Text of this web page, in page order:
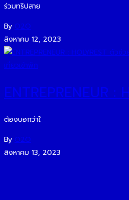
ร่วมทริปสาย
By O2O
สิงหาคม 12, 2023
ENTREPRENEUR :
ต้องบอกว่าใ
By O2O
สิงหาคม 13, 2023